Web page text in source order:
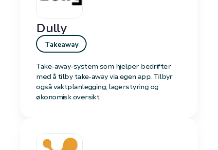
Dully
Takeaway
Take-away-system som hjelper bedrifter
med å tilby take-away via egen app. Tilbyr
også vaktplanlegging, lagerstyring og
økonomisk oversikt.